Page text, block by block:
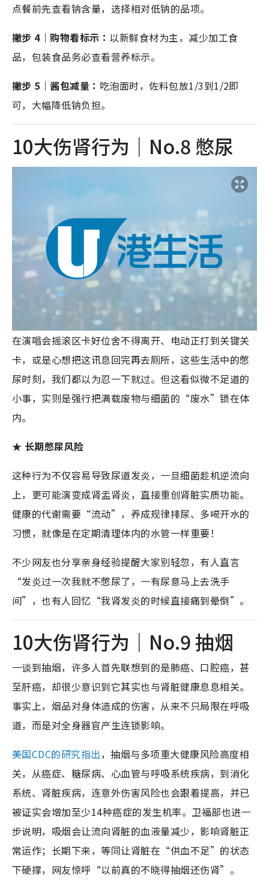
点餐前先查看钠含量，选择相对低钠的品项。
撇步 4｜购物看标示： 以新鲜食材为主，减少加工食
品，包装食品务必查看营养标示。
撇步 5｜酱包减量： 吃泡面时，佐料包放1/3到1/2即
可，大幅降低钠负担。
10大伤肾行为｜No.8 憋尿
在演唱会摇滚区卡好位舍不得离开、电动正打到关键关
卡，或是心想把这讯息回完再去厕所，这些生活中的憋
尿时刻，我们都以为忍一下就过。但这看似微不足道的
小事，实则是强行把满载废物与细菌的“废水”锁在体
内。
★ 长期憋尿风险
这种行为不仅容易导致尿道发炎，一旦细菌趁机逆流向
上，更可能演变成肾盂肾炎，直接重创肾脏实质功能。
健康的代谢需要“流动”，养成规律排尿、多喝开水的
习惯，就像是在定期清理体内的水管一样重要！
不少网友也分享亲身经验提醒大家别轻忽，有人直言
“发炎过一次我就不憋尿了，一有尿意马上去洗手
间”，也有人回忆“我肾发炎的时候直接痛到晕倒”。
10大伤肾行为｜No.9 抽烟
一谈到抽烟，许多人首先联想到的是肺癌、口腔癌，甚
至肝癌，却很少意识到它其实也与肾脏健康息息相关。
事实上，烟品对身体造成的伤害，从来不只局限在呼吸
道，而是对全身器官产生连锁影响。
美国CDC的研究指出，抽烟与多项重大健康风险高度相
关，从癌症、糖尿病、心血管与呼吸系统疾病，到消化
系统、肾脏疾病，连意外伤害风险也会跟着提高，并已
被证实会增加至少14种癌症的发生机率。卫福部也进一
步说明，吸烟会让流向肾脏的血液量减少，影响肾脏正
常运作；长期下来，等同让肾脏在“供血不足”的状态
下硬撑，网友惊呼“以前真的不晓得抽烟还伤肾”。